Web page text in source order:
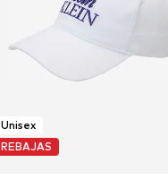
Unisex
REBAJAS